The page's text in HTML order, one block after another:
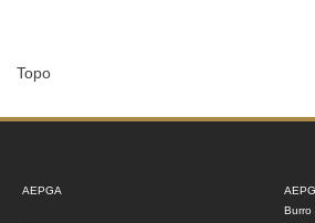
Topo
AEPGA
Burro